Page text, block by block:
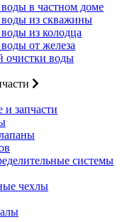
в частном доме
из скважины
из колодца
от железа
очистки воды
запчасти
системы
чехлы